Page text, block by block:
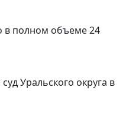
в полном объеме 24
Уральского округа в